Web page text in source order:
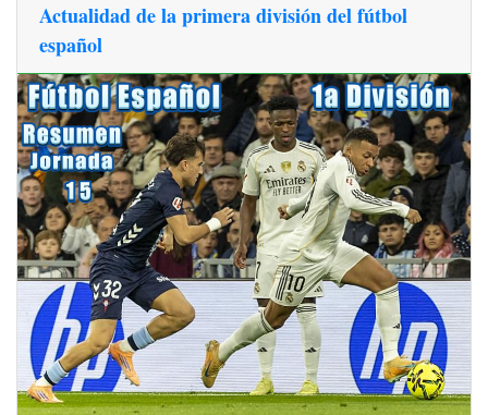
Actualidad de la primera división del fútbol
español